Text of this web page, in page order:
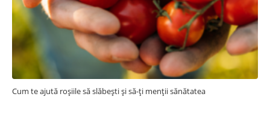
Cum te ajută roșiile să slăbești și să-ți menții sănătatea